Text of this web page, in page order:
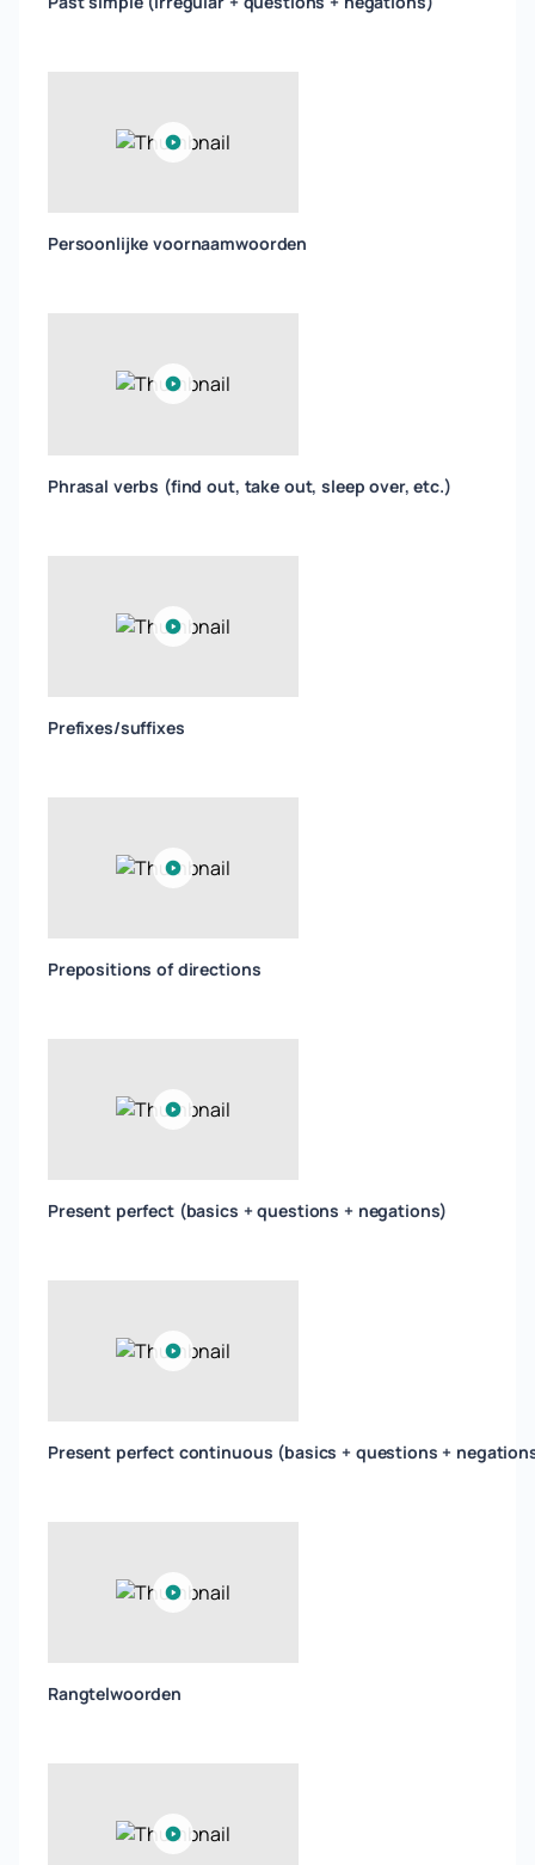
Persoonlijke voornaamwoorden
Phrasal verbs (find out, take out, sleep over, etc.)
Prefixes/suffixes
Prepositions of directions
Present perfect (basics + questions + negations)
Present perfect continuous (basics + questions +
Rangtelwoorden